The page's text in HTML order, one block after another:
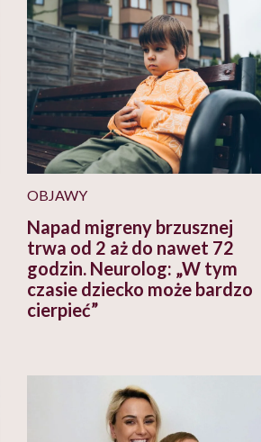
OBJAWY
Napad migreny brzusznej
trwa od 2 aż do nawet 72
godzin. Neurolog: „W tym
czasie dziecko może bardzo
cierpieć”